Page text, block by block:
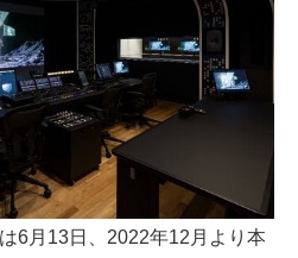
6月13日、2022年12月より本